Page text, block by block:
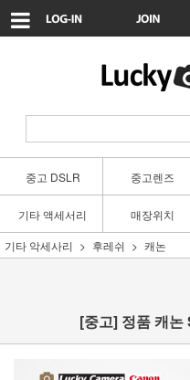
중고 DSLR 중고렌즈
기타 액세서리 매장위치
기타 악세사리
후레쉬 캐논
[중고] 정품 캐